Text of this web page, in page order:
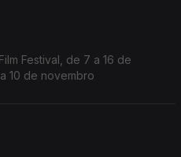
Festival, de 7 a 16 de
10 de novembro